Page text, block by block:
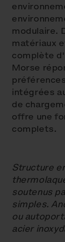
modulaire.
matériaux
complète
Morse
intégrées
de
offre une
complets.
Structure
soutenus
simples.
ou
acier